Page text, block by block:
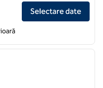
Club Daytona Beach
Selectare date